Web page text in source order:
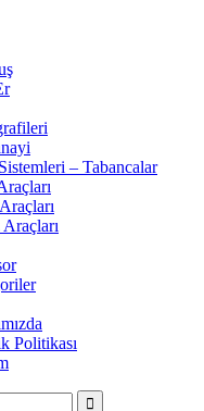
– Tabancalar
Politikası